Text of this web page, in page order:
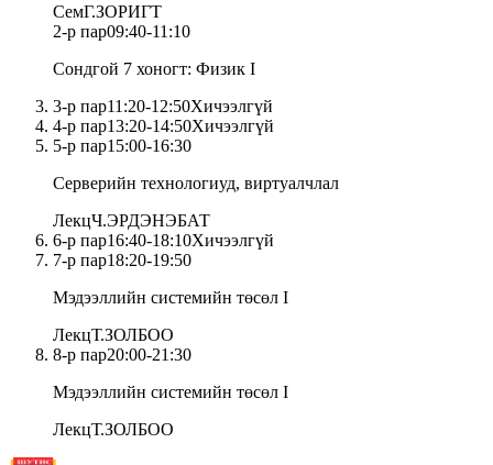
СемГ.ЗОРИГТ
2-р пар09:40-11:10
Сондгой 7 хоногт: Физик I
3-р пар11:20-12:50Хичээлгүй
4-р пар13:20-14:50Хичээлгүй
5-р пар15:00-16:30
Серверийн технологиуд, виртуалчлал
ЛекцЧ.ЭРДЭНЭБАТ
6-р пар16:40-18:10Хичээлгүй
7-р пар18:20-19:50
Мэдээллийн системийн төсөл I
ЛекцТ.ЗОЛБОО
8-р пар20:00-21:30
Мэдээллийн системийн төсөл I
ЛекцТ.ЗОЛБОО